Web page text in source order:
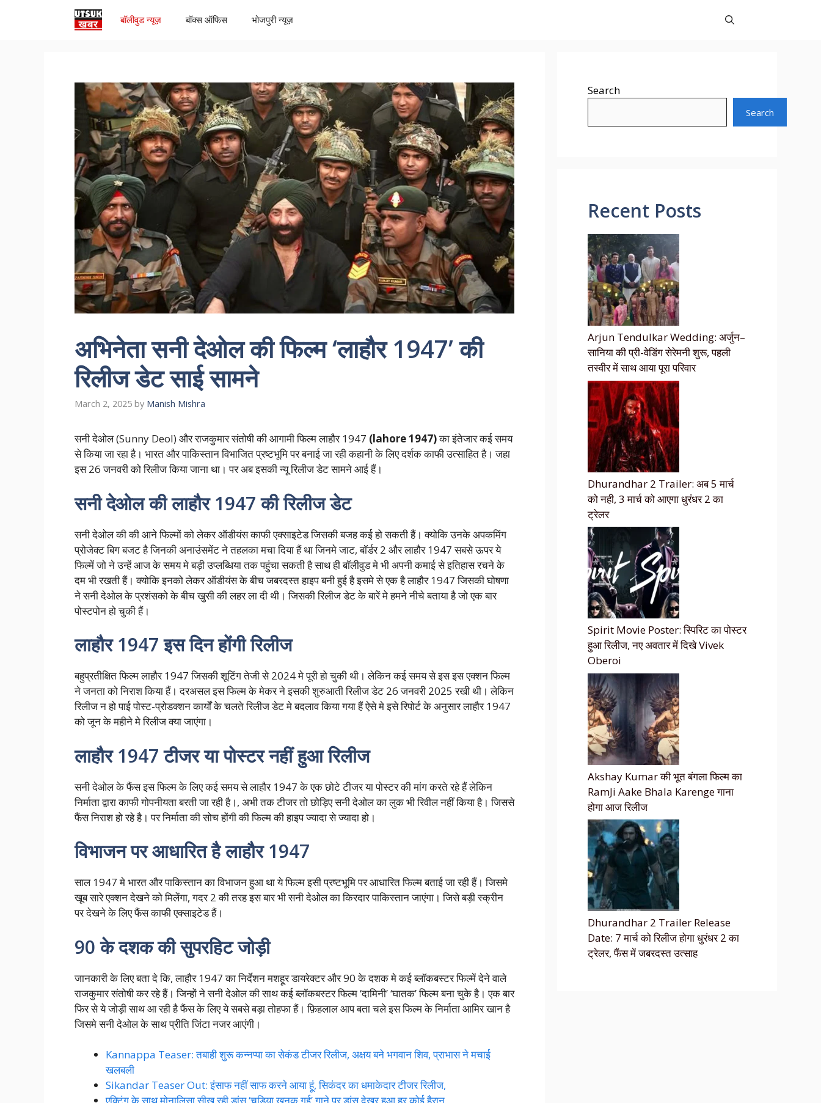
बॉलीवुड न्यूज़ बॉक्स ऑफिस भोजपुरी न्यूज़
अभिनेता सनी देओल की फिल्म ‘लाहौर 1947’ की
रिलीज डेट साई सामने
March 2, 2025 by Manish Mishra
सनी देओल (Sunny Deol) और राजकुमार संतोषी की आगामी फिल्म लाहौर 1947 (lahore 1947)का इंतेजार कई समय
से किया जा रहा है। भारत और पाकिस्तान विभाजित प्रष्टभूमि पर बनाई जा रही कहानी के लिए दर्शक काफी उत्साहित है। जहा
इस 26 जनवरी को रिलीज किया जाना था। पर अब इसकी न्यू रिलीज डेट सामने आई हैं।
सनी देओल की लाहौर 1947 की रिलीज डेट
सनी देओल की की आने फिल्मों को लेकर ऑडीयंस काफी एक्साइटेड जिसकी बजह कई हो सकती हैं। क्योकि उनके अपकमिंग
प्रोजेक्ट बिग बजट है जिनकी अनाउंसमेंट ने तहलका मचा दिया हैं था जिनमे जाट, बॉर्डर 2 और लाहौर 1947 सबसे ऊपर ये
फिल्में जो ने उन्हें आज के समय मे बड़ी उप्लब्धिया तक पहुंचा सकती है साथ ही बॉलीवुड मे भी अपनी कमाई से इतिहास रचने के
दम भी रखती हैं। क्योकि इनको लेकर ऑडीयंस के बीच जबरदस्त हाइप बनी हुई है इसमे से एक है लाहौर 1947 जिसकी घोषणा
ने सनी देओल के प्रशंसको के बीच खुसी की लहर ला दी थी। जिसकी रिलीज डेट के बारें मे हमने नीचे बताया है जो एक बार
पोस्टपोन हो चुकी हैं।
लाहौर 1947 इस दिन होंगी रिलीज
बहुप्रतीक्षित फिल्म लाहौर 1947 जिसकी शूटिंग तेजी से 2024 मे पूरी हो चुकी थी। लेकिन कई समय से इस इस एक्शन फिल्म
ने जनता को निराश किया हैं। दरअसल इस फिल्म के मेकर ने इसकी शुरुआती रिलीज डेट 26 जनवरी 2025 रखी थी। लेकिन
रिलीज न हो पाई पोस्ट-प्रोडक्शन कार्यों के चलते रिलीज डेट मे बदलाव किया गया हैं ऐसे मे इसे रिपोर्ट के अनुसार लाहौर 1947
को जून के महीने मे रिलीज क्या जाएंगा।
लाहौर 1947 टीजर या पोस्टर नहीं हुआ रिलीज
सनी देओल के फैंस इस फिल्म के लिए कई समय से लाहौर 1947 के एक छोटे टीजर या पोस्टर की मांग करते रहे हैं लेकिन
निर्माता द्वारा काफी गोपनीयता बरती जा रही है।, अभी तक टीजर तो छोड़िए सनी देओल का लुक भी रिवील नहीं किया है। जिससे
फैंस निराश हो रहे है। पर निर्माता की सोच होंगी की फिल्म की हाइप ज्यादा से ज्यादा हो।
विभाजन पर आधारित है लाहौर 1947
साल 1947 मे भारत और पाकिस्तान का विभाजन हुआ था ये फिल्म इसी प्रष्टभूमि पर आधारित फिल्म बताई जा रही हैं। जिसमे
खूब सारे एक्शन देखने को मिलेंगा, गदर 2 की तरह इस बार भी सनी देओल का किरदार पाकिस्तान जाएंगा। जिसे बड़ी स्क्रीन
पर देखने के लिए फैंस काफी एक्साइटेड हैं।
90 के दशक की सुपरहिट जोड़ी
जानकारी के लिए बता दे कि, लाहौर 1947 का निर्देशन मशहूर डायरेक्टर और 90 के दशक मे कई ब्लॉकबस्टर फिल्में देने वाले
राजकुमार संतोषी कर रहे हैं। जिन्हों ने सनी देओल की साथ कई ब्लॉकबस्टर फिल्म ‘दामिनी’ ‘घातक’ फिल्म बना चुके है। एक बार
फिर से ये जोड़ी साथ आ रही है फैंस के लिए ये सबसे बड़ा तोहफा हैं। फ़िहलाल आप बता चले इस फिल्म के निर्माता आमिर खान है
जिसमे सनी देओल के साथ प्रीति जिंटा नजर आएंगी।
Kannappa Teaser: तबाही शुरू कन्नप्पा का सेकंड टीजर रिलीज, अक्षय बने भगवान शिव, प्राभास ने मचाई
खलबली
Sikandar Teaser Out: इंसाफ नहीं साफ करने आया हूं, सिकंदर का धमाकेदार टीजर रिलीज,
Search
Search
Recent Posts
Arjun Tendulkar Wedding: अर्जुन–
सानिया की प्री-वेडिंग सेरेमनी शुरू, पहली
तस्वीर में साथ आया पूरा परिवार
Dhurandhar 2 Trailer: अब 5 मार्च
को नही, 3 मार्च को आएगा धुरंधर 2 का
ट्रेलर
Spirit Movie Poster: स्पिरिट का पोस्टर
हुआ रिलीज, नए अवतार में दिखे Vivek
Oberoi
Akshay Kumar की भूत बंगला फिल्म का
RamJi Aake Bhala Karenge गाना
होगा आज रिलीज
Dhurandhar 2 Trailer Release
Date: 7 मार्च को रिलीज होगा धुरंधर 2 का
ट्रेलर, फैंस में जबरदस्त उत्साह